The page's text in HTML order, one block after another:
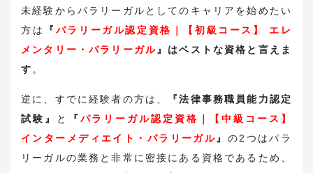
未経験からパラリーガルとしてのキャリアを始めたい
方は
『 パラリーガル認定資格｜【初級コース】 エレ
メンタリー・パラリーガル 』はベストな資格と言えま
す 。
逆に、すでに経験者の方は、
『法律事務職員能力認定
試験』
と 『 パラリーガル認定資格｜【中級コース】
インターメディエイト・パラリーガル 』 の2つはパラ
リーガルの業務と非常に密接にある資格であるため、